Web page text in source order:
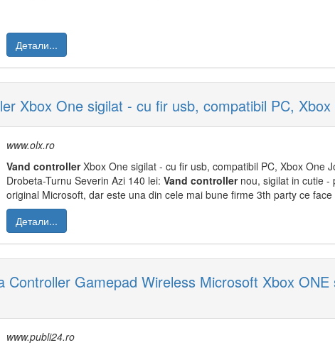
Детали...
Xbox One sigilat - cu fir usb, compatibil PC,
www.olx.ro
Vand controllerXbox One sigilat - cu fir usb, compatibil PC, Xbox One
Drobeta-Turnu Severin Azi 140 lei: Vand controllernou, sigilat in cutie -
original Microsoft, dar este una din cele mai bune firme 3th party ce face
Детали...
Controller Gamepad Wireless Microsoft Xbox
www.publi24.ro